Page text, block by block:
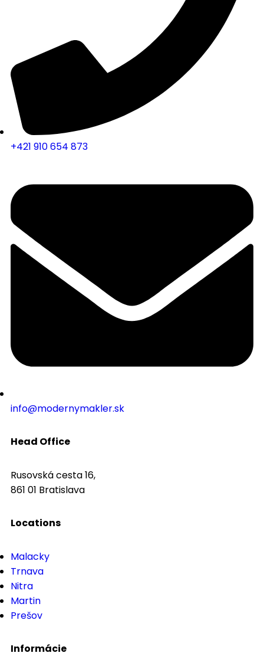
+421 910 654 873
info@modernymakler.sk
Head Office
Rusovská cesta 16,
861 01 Bratislava
Locations
Malacky
Trnava
Nitra
Martin
Prešov
Informácie